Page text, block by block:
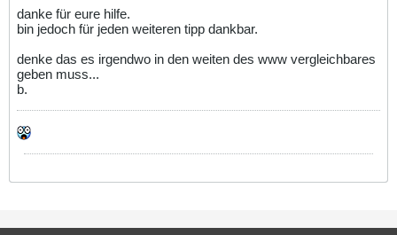
danke für eure hilfe.
bin jedoch für jeden weiteren tipp dankbar.
denke das es irgendwo in den weiten des www vergleichbares
geben muss...
b.